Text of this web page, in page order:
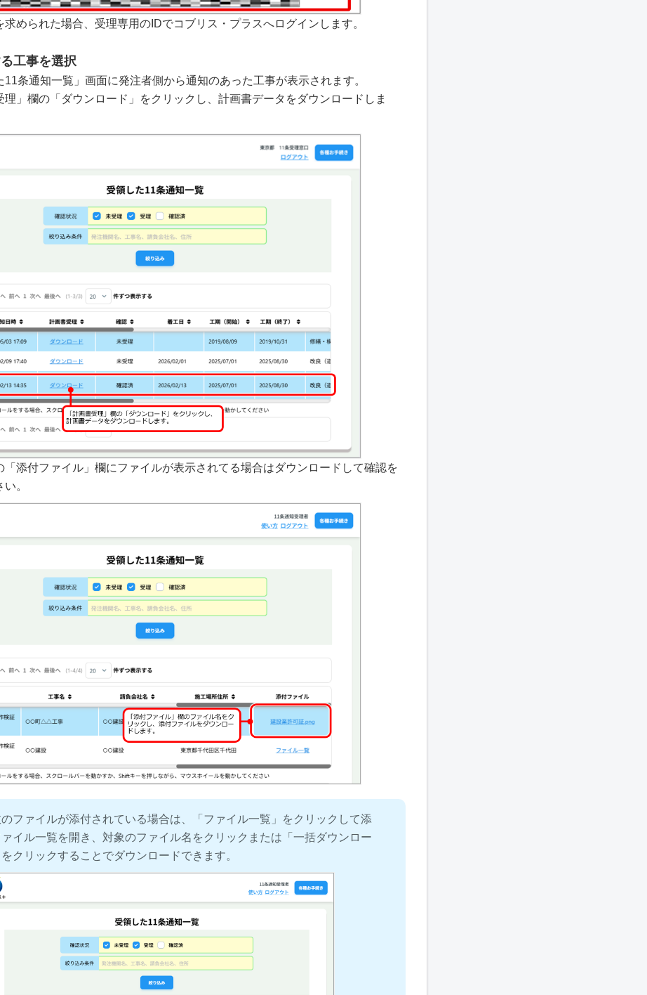
求められた場合、受理専用のIDでコブリス・プラスへログインします。
工事を選択
11条通知一覧」画面に発注者側から通知のあった工事が表示されます。
理」欄の「ダウンロード」をクリックし、計画書データをダウンロードしま
「添付ファイル」欄にファイルが表示されてる場合はダウンロードして確認を
。
ファイルが添付されている場合は、「ファイル一覧」をクリックして添
イル一覧を開き、対象のファイル名をクリックまたは「一括ダウンロー
をクリックすることでダウンロードできます。